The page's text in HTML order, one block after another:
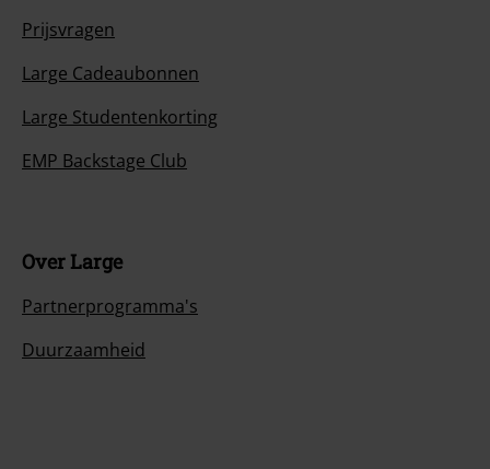
Prijsvragen
Large Cadeaubonnen
Large Studentenkorting
EMP Backstage Club
Over Large
Partnerprogramma's
Duurzaamheid